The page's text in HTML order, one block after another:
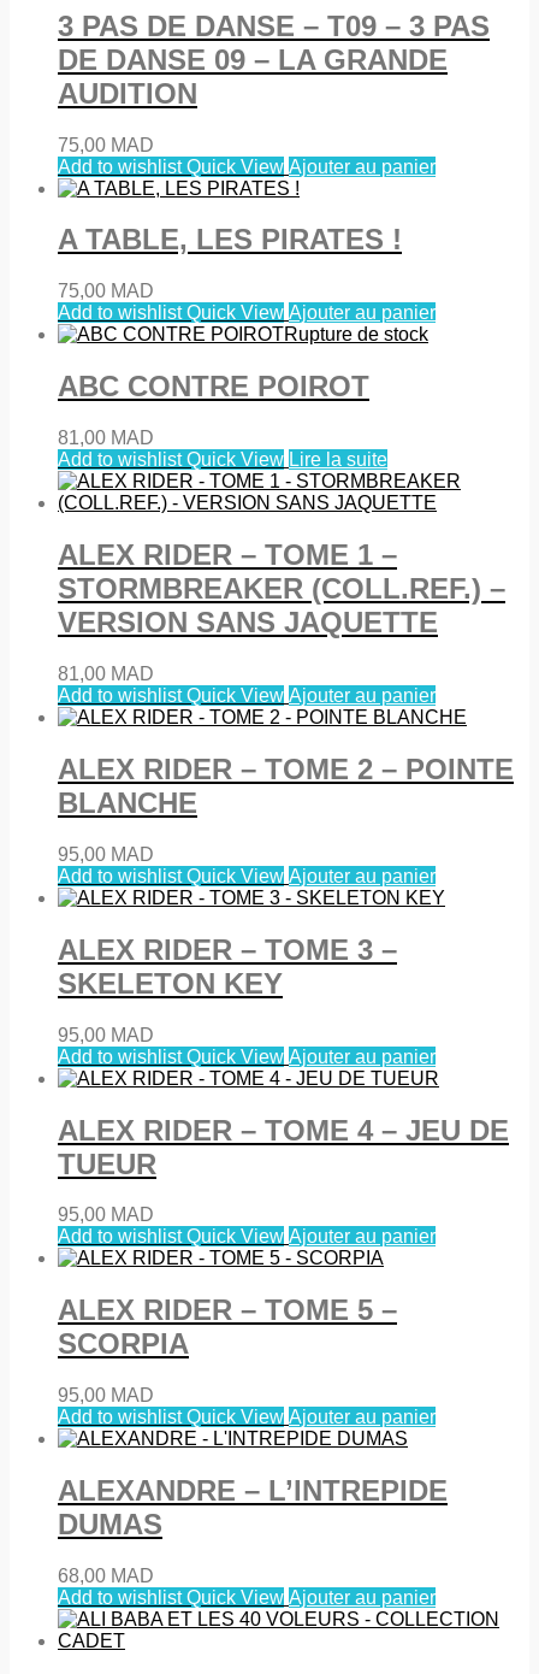
3 PAS DE DANSE – T09 – 3 PAS
DE DANSE 09 – LA GRANDE
AUDITION
75,00 MAD
Add to wishlistQuick View Ajouter au panier
A TABLE, LES PIRATES !
75,00 MAD
Add to wishlistQuick View Ajouter au panier
Rupture de stock
ABC CONTRE POIROT
81,00 MAD
Add to wishlistQuick View Lire la suite
ALEX RIDER – TOME 1 –
STORMBREAKER (COLL.REF.) –
VERSION SANS JAQUETTE
81,00 MAD
Add to wishlistQuick View Ajouter au panier
ALEX RIDER – TOME 2 – POINTE
BLANCHE
95,00 MAD
Add to wishlistQuick View Ajouter au panier
ALEX RIDER – TOME 3 –
SKELETON KEY
95,00 MAD
Add to wishlistQuick View Ajouter au panier
ALEX RIDER – TOME 4 – JEU DE
TUEUR
95,00 MAD
Add to wishlistQuick View Ajouter au panier
ALEX RIDER – TOME 5 –
SCORPIA
95,00 MAD
Add to wishlistQuick View Ajouter au panier
ALEXANDRE – L’INTREPIDE
DUMAS
68,00 MAD
Add to wishlistQuick View Ajouter au panier